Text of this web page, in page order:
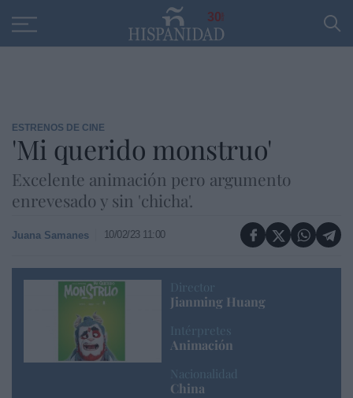
30
ESTRENOS DE CINE
'Mi querido monstruo'
Excelente animación pero argumento
enrevesado y sin 'chicha'.
Juana Samanes 10/02/23 11:00
Director
Jianming Huang
Intérpretes
Animación
Nacionalidad
China